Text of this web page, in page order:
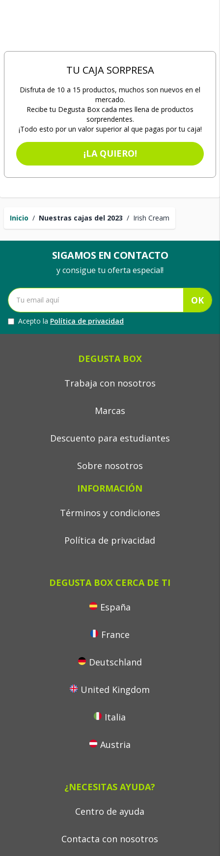
Inicio / Nuestras cajas del 2023 / Irish Cream
TU CAJA SORPRESA
Disfruta de 10 a 15 productos, muchos son nuevos en el
mercado.
Recibe tu Degusta Box cada mes llena de productos
sorprendentes.
¡Todo esto por un valor superior al que pagas por tu caja!
¡LA QUIERO!
SIGAMOS EN CONTACTO
y consigue tu oferta especial!
OK
Acepto la Política de privacidad
DEGUSTA BOX
Trabaja con nosotros
Marcas
Descuento para estudiantes
Sobre nosotros
INFORMACIÓN
Términos y condiciones
Política de privacidad
DEGUSTA BOX CERCA DE TI
España
France
Deutschland
United Kingdom
Italia
Austria
¿NECESITAS AYUDA?
Centro de ayuda
Contacta con nosotros